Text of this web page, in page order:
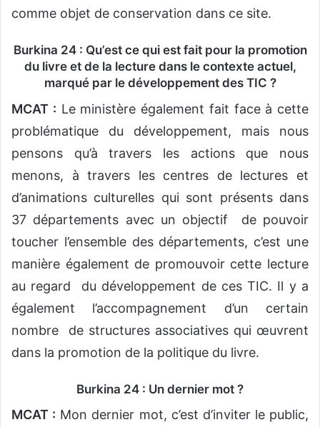
comme objet de conservation dans ce site.
Burkina 24 : Qu’est ce qui est fait pour la promotion
du livre et de la lecture dans le contexte actuel,
marqué par le développement des TIC ?
MCAT : Le ministère également fait face à cette
problématique du développement, mais nous
pensons qu’à travers les actions que nous
menons, à travers les centres de lectures et
d’animations culturelles qui sont présents dans
37 départements avec un objectif de pouvoir
toucher l’ensemble des départements, c’est une
manière également de promouvoir cette lecture
au regard du développement de ces TIC. Il y a
également l’accompagnement d’un certain
nombre de structures associatives qui œuvrent
dans la promotion de la politique du livre.
Burkina 24 : Un dernier mot ?
MCAT : Mon dernier mot, c’est d’inviter le public,